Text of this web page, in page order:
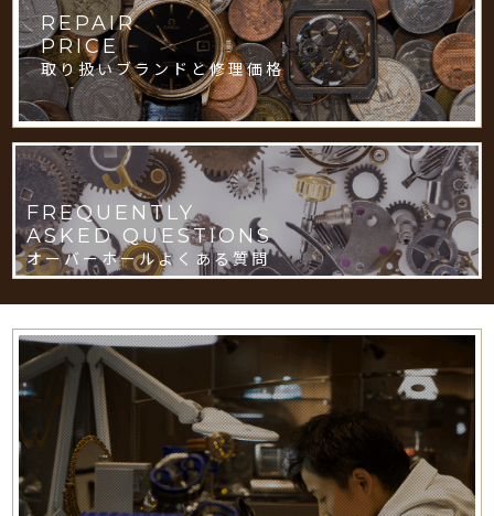
REPAIR
PRICE
取り扱いブランドと修理価格
FREQUENTLY
ASKED QUESTIONS
オーバーホールよくある質問